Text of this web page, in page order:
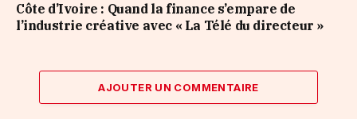
Côte d’Ivoire : Quand la finance s’empare de
l’industrie créative avec « La Télé du directeur »
AJOUTER UN COMMENTAIRE